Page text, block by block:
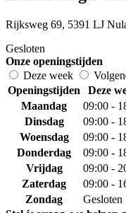
Rijksweg 69, 5391 LJ
Gesloten
Onze openingstijden
Deze week
Openingstijden
Deze
Maandag
09:00 -
Dinsdag
09:00 -
Woensdag
09:00 -
Donderdag
09:00 -
Vrijdag
09:00 -
Zaterdag
09:00 -
Zondag
Gesloten